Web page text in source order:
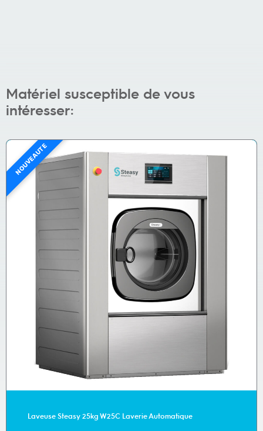
Matériel susceptible de vous
intéresser:
NOUVEAUTÉ
Laveuse Steasy 25kg W25C Laverie Automatique